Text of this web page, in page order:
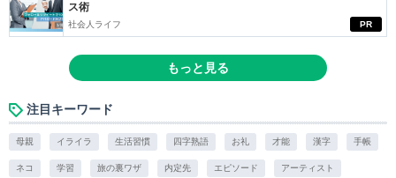
PR
ス術
社会人ライフ
もっと見る
注目キーワード
母親 イライラ 生活習慣 四字熟語 お礼 才能 漢字 手帳
ネコ 学習 旅の裏ワザ 内定先 エピソード アーティスト